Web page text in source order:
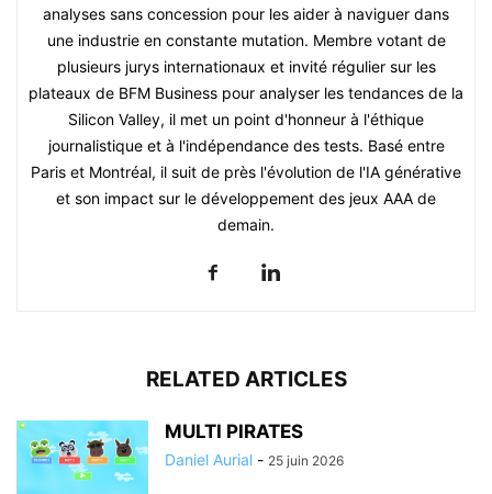
analyses sans concession pour les aider à naviguer dans
une industrie en constante mutation. Membre votant de
plusieurs jurys internationaux et invité régulier sur les
plateaux de BFM Business pour analyser les tendances de la
Silicon Valley, il met un point d'honneur à l'éthique
journalistique et à l'indépendance des tests. Basé entre
Paris et Montréal, il suit de près l'évolution de l'IA générative
et son impact sur le développement des jeux AAA de
demain.
RELATED ARTICLES
MULTI PIRATES
Daniel Aurial - 25 juin 2026